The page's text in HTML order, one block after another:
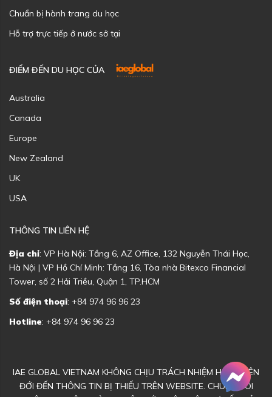
Chuẩn bị hành trang du học
Hỗ trợ trực tiếp ở nước sở tại
ĐIỂM ĐẾN DU HỌC CỦA
Australia
Canada
Europe
New Zealand
UK
USA
THÔNG TIN LIÊN HỆ
Địa chỉ: VP Hà Nội: Tầng 6, AZ Office, 132 Nguyễn Thái Học,
Hà Nội | VP Hồ Chí Minh: Tầng 16, Tòa nhà Bitexco Financial
Tower, số 2 Hải Triều, Quận 1, TP.HCM
Số điện thoại: +84 974 96 96 23
Hotline: +84 974 96 96 23
IAE GLOBAL VIETNAM KHÔNG CHỊU TRÁCH NHIỆM HOẶC LIÊN
ĐỚI ĐẾN THÔNG TIN BỊ THIẾU TRÊN WEBSITE. CHÚNG TÔI